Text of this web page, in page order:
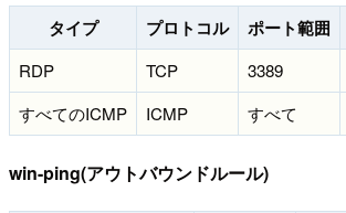
タイプ プロトコル ポート範囲
RDP TCP 3389
すべてのICMP
ICMP すべて
win-ping(アウトバウンドルール)